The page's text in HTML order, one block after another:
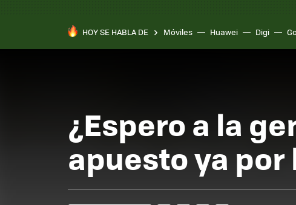
HOY SE HABLA DE Móviles Huawei Digi
¿Espero a la
apuesto ya por